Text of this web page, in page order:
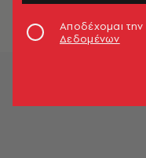
Αποδέχομαι την
Δεδομένων